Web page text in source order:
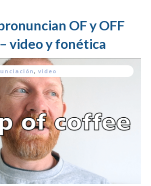
OF y OFF
video y fonética
, video